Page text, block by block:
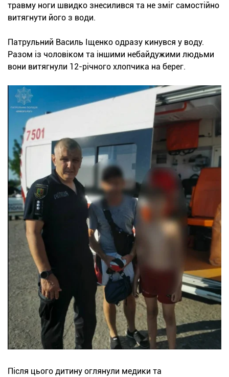
травму ноги швидко знесилився та не зміг самостійно
витягнути його з води.
Патрульний Василь Іщенко одразу кинувся у воду.
Разом із чоловіком та іншими небайдужими людьми
вони витягнули 12-річного хлопчика на берег.
Після цього дитину оглянули медики та